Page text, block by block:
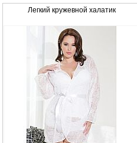
Легкий кружевной халатик